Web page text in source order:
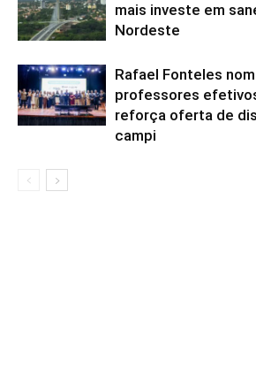
mais investe em
Nordeste
Rafael Fonteles
professores
reforça oferta de
campi